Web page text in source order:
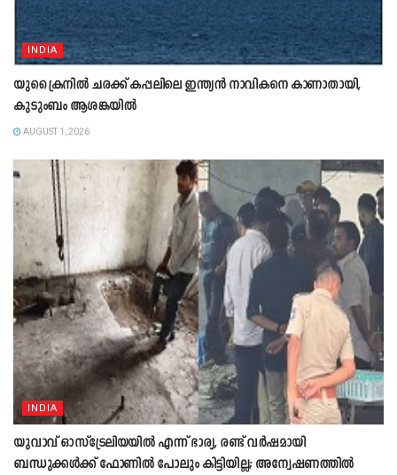
INDIA
യുക്രൈനിൽ ചരക്ക് കപ്പലിലെ ഇന്ത്യൻ നാവികനെ കാണാതായി,
കുടുംബം ആശങ്കയിൽ
AUGUST 1, 2026
INDIA
യുവാവ് ഓസ്ട്രേലിയയിൽ എന്ന് ഭാര്യ, രണ്ട് വർഷമായി
ബന്ധുക്കൾക്ക് ഫോണിൽ പോലും കിട്ടിയില്ല; അന്വേഷണത്തിൽ